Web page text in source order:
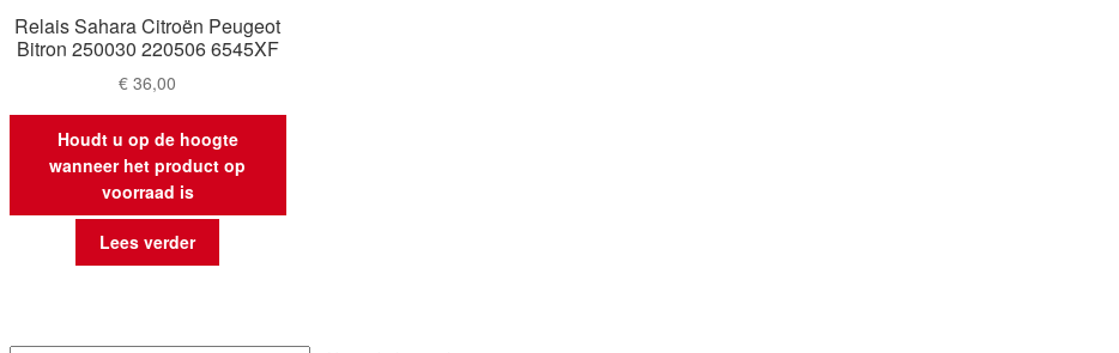
Relais Sahara Citroën Peugeot
Bitron 250030 220506 6545XF
€ 36,00
Houdt u op de hoogte
wanneer het product op
voorraad is
Lees verder